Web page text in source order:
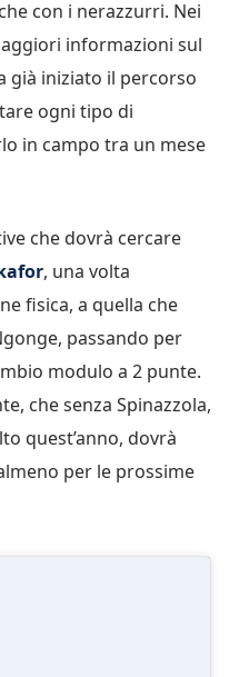
con i nerazzurri. Nei
informazioni sul
già iniziato il percorso
ogni tipo di
in campo tra un mese
che dovrà cercare
, una volta
fisica, a quella che
passando per
modulo a 2 punte.
che senza Spinazzola,
quest’anno, dovrà
per le prossime